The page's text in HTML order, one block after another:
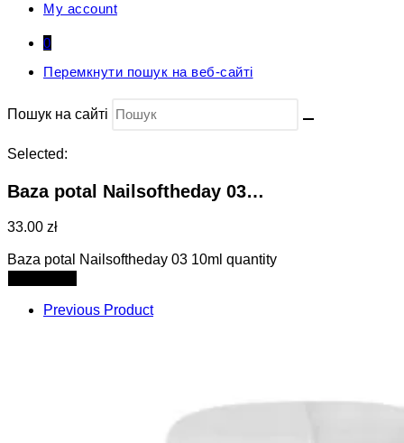
My account
0
Перемкнути пошук на веб-сайті
Пошук на сайті
Selected:
Baza potal Nailsoftheday 03…
33.00 zł
Baza potal Nailsoftheday 03 10ml quantity
Previous Product